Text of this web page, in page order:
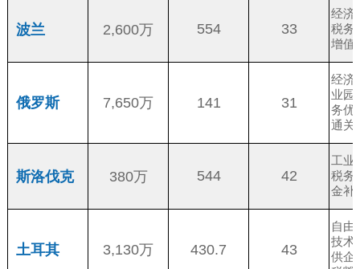
波兰 2,600万 554 33
经济
税务
增值
俄罗斯 7,650万 141 31
经济
业园
务优
通关
斯洛伐克 380万 544 42
工业
税务
金补
土耳其 3,130万 430.7 43
自由
技术
供企